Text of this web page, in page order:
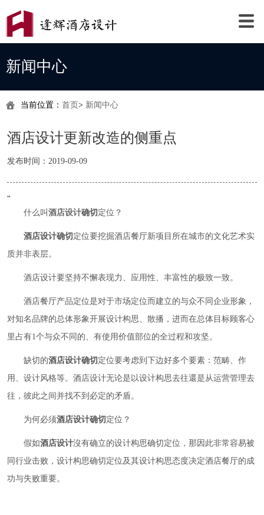
新闻中心
当前位置： 首页 > 新闻中心
酒店设计更新改造的侧重点
发布时间：2019-09-09
"
什么叫 酒店设计确切 定位？
酒店设计确切 定位要挖掘酒店餐厅新项目所在城市的文化艺术实
质并非表层。
酒店设计要坚持不懈表现力、应用性、丰富性的极致一致。
酒店餐厅产品定位是对于市场定位而建立的与众不同企业形象，
对知名品牌的总体形象开展设计构思、散播，进而在总体目标顾客心
里占有1个与众不同的、有使用价值部位的全过程和攻坚。
缺切的酒店设计确切 定位要考虑到下边好多个要素：范畴、作
用、设计风格等。酒店设计无论是以设计构思去往還是从运营管理去
往，彼此之间并找不到必定的矛盾。
为何必须酒店设计确切 定位？
假如酒店设计沒有确立的设计构思确切定位，那因此非常容易被
同行业击败，设计构思确切定位及其设计构思态度决定酒店餐厅的成
功与失败重要。